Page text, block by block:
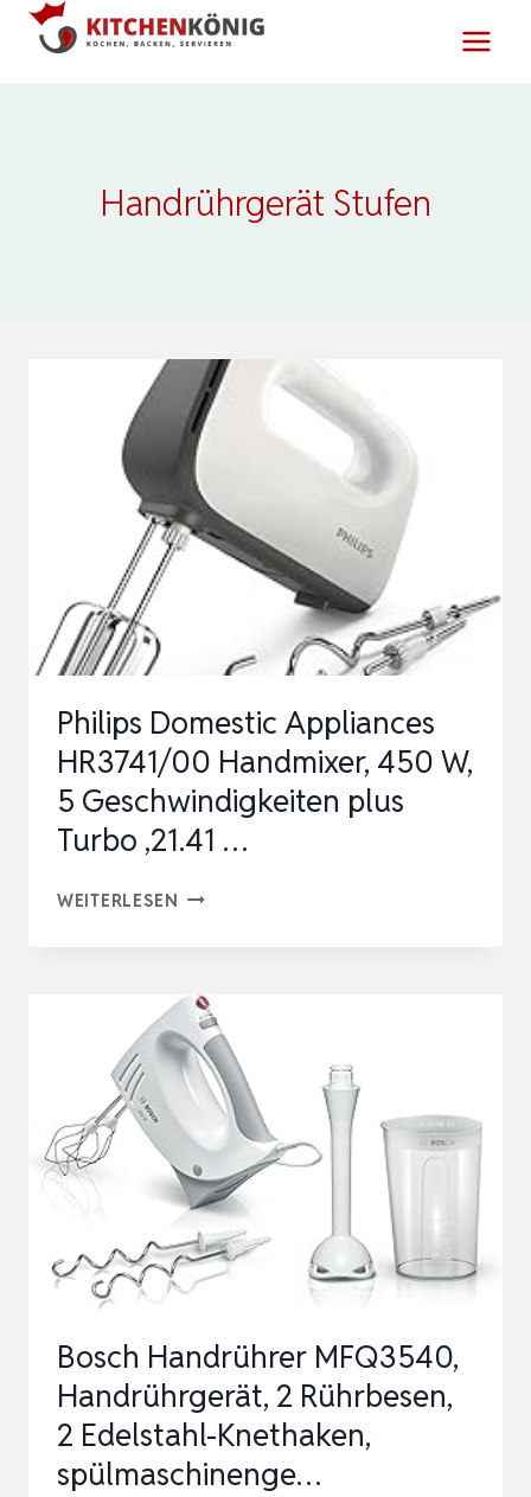
Zum
Inhalt
Handrührgerät Stufen
Philips Domestic Appliances
HR3741/00 Handmixer, 450 W,
5 Geschwindigkeiten plus
Turbo ,‎21.41 …
WEITERLESEN PHILIPS
HR3741/00
HANDMIXER,
450
W,
GESCHWINDIGKEITEN
PLUS
TURBO
,‎21.41
Bosch Handrührer MFQ3540,
Handrührgerät, 2 Rührbesen,
2 Edelstahl-Knethaken,
spülmaschinenge…